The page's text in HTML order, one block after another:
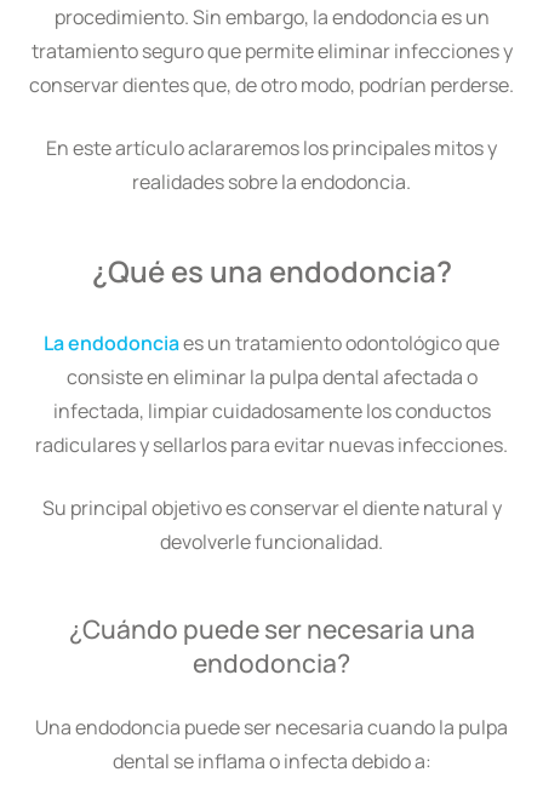
procedimiento. Sin embargo, la endodoncia es un
tratamiento seguro que permite eliminar infecciones y
conservar dientes que, de otro modo, podrían perderse.
En este artículo aclararemos los principales mitos y
realidades sobre la endodoncia.
¿Qué es una endodoncia?
La endodonciaes un tratamiento odontológico que
consiste en eliminar la pulpa dental afectada o
infectada, limpiar cuidadosamente los conductos
radiculares y sellarlos para evitar nuevas infecciones.
Su principal objetivo es conservar el diente natural y
devolverle funcionalidad.
¿Cuándo puede ser necesaria una
endodoncia?
Una endodoncia puede ser necesaria cuando la pulpa
dental se inflama o infecta debido a: